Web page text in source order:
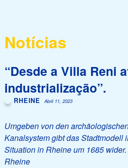
Notícias
“Desde a Villa Reni
industrialização”.
RHEINE Abril 11, 2023
Umgeben von den
Kanalsystem gibt das Stadtmodell
Situation in Rheine um 1685
Rheine